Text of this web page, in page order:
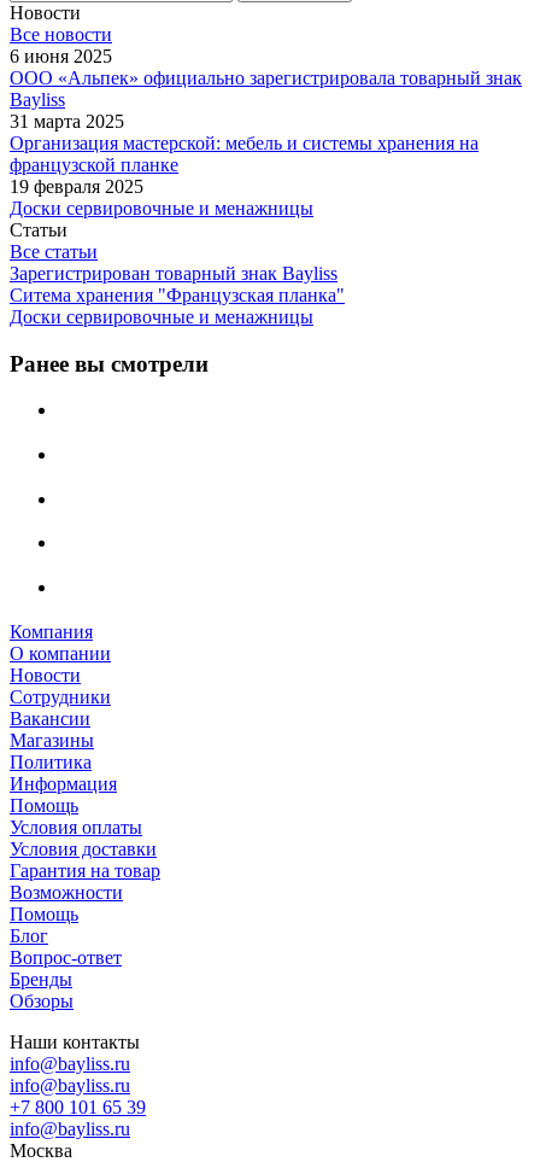
Новости
Все новости
6 июня 2025
ООО «Альпек» официально зарегистрировала товарный знак
Bayliss
31 марта 2025
Организация мастерской: мебель и системы хранения на
французской планке
19 февраля 2025
Доски сервировочные и менажницы
Статьи
Все статьи
Зарегистрирован товарный знак Bayliss
Ситема хранения "Французская планка"
Доски сервировочные и менажницы
Ранее вы смотрели
Компания
О компании
Новости
Сотрудники
Вакансии
Магазины
Политика
Информация
Помощь
Условия оплаты
Условия доставки
Гарантия на товар
Возможности
Помощь
Блог
Вопрос-ответ
Бренды
Обзоры
Наши контакты
info@bayliss.ru
info@bayliss.ru
+7 800 101 65 39
info@bayliss.ru
Москва